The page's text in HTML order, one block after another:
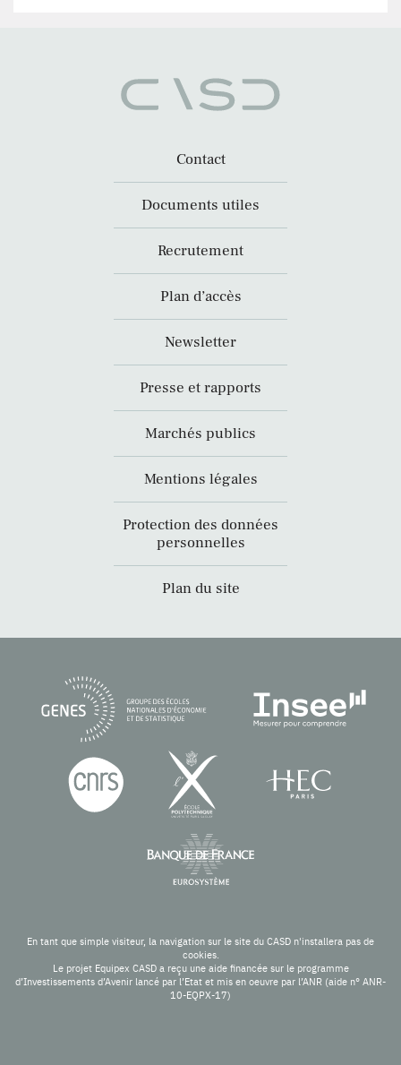
Contact
Documents utiles
Recrutement
Plan d’accès
Newsletter
Presse et rapports
Marchés publics
Mentions légales
Protection des données
personnelles
Plan du site
En tant que simple visiteur, la navigation sur le site du CASD n'installera pas de
cookies.
Le projet Equipex CASD a reçu une aide financée sur le programme
d’Investissements d’Avenir lancé par l’Etat et mis en oeuvre par l’ANR (aide n° ANR-
10-EQPX-17)